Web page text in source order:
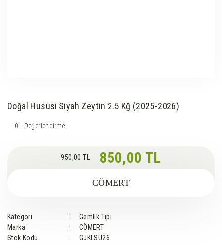
Doğal Hususi Siyah Zeytin 2.5 Kğ (2025-2026)
0 - Değerlendirme
950,00 TL 850,00 TL
CÖMERT
Kategori
Gemlik Tipi
Marka
CÖMERT
Stok Kodu
GJKLSU26